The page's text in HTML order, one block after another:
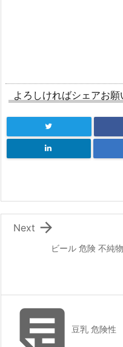
よろしければシェアお願
ビール 危険 不純

Next
豆乳 危険性